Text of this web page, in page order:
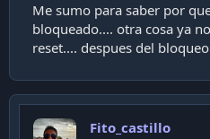
Me sumo para saber por
bloqueado.... otra cosa ya
reset.... despues del bloqueo
Fito_castillo